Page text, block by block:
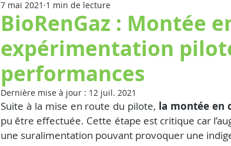
BioRenGaz : Montée
expérimentation
performances
7 mai 2021 1 min de lecture
Dernière mise à jour : 12 juil. 2021
Suite à la mise en route du pilote, la montée en
pu être effectuée. Cette étape est critique car
une suralimentation pouvant provoquer une